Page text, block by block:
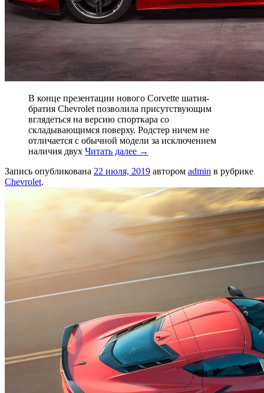
В конце презентации нового Corvette шатия-
братия Chevrolet позволила присутствующим
вглядеться на версию спорткара со
складывающимся поверху. Родстер ничем не
отличается с обычной модели за исключением
наличия двух Читать далее →
Запись опубликована 22 июля, 2019 автором admin в рубрике
Chevrolet.